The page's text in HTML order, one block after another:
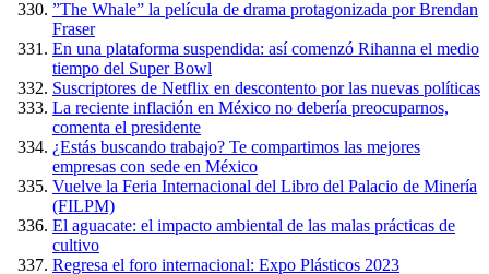
”The Whale” la película de drama protagonizada por Brendan
Fraser
En una plataforma suspendida: así comenzó Rihanna el medio
tiempo del Super Bowl
Suscriptores de Netflix en descontento por las nuevas políticas
La reciente inflación en México no debería preocuparnos,
comenta el presidente
¿Estás buscando trabajo? Te compartimos las mejores
empresas con sede en México
Vuelve la Feria Internacional del Libro del Palacio de Minería
(FILPM)
El aguacate: el impacto ambiental de las malas prácticas de
cultivo
Regresa el foro internacional: Expo Plásticos 2023